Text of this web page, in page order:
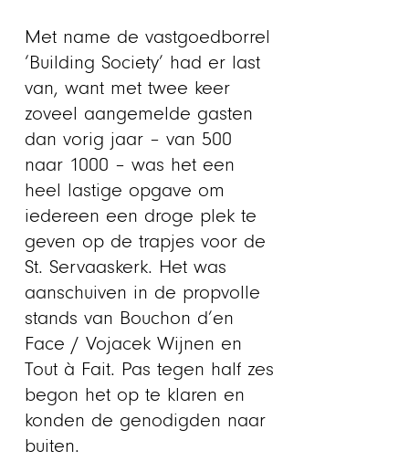
Met name de vastgoedborrel
‘Building Society’ had er last
van, want met twee keer
zoveel aangemelde gasten
dan vorig jaar – van 500
naar 1000 – was het een
heel lastige opgave om
iedereen een droge plek te
geven op de trapjes voor de
St. Servaaskerk. Het was
aanschuiven in de propvolle
stands van Bouchon d’en
Face / Vojacek Wijnen en
Tout à Fait. Pas tegen half zes
begon het op te klaren en
konden de genodigden naar
buiten.